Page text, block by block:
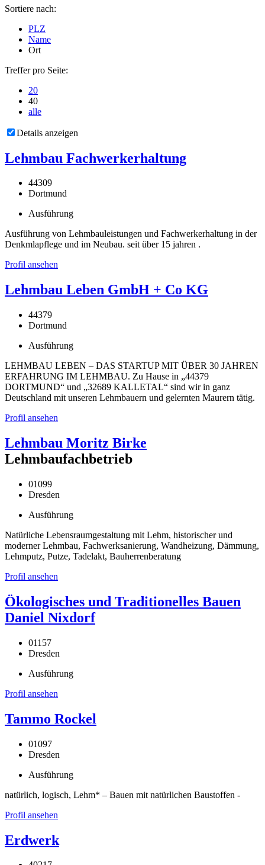
Sortiere nach:
PLZ
Name
Ort
Treffer pro Seite:
20
40
alle
Details anzeigen
Lehmbau Fachwerkerhaltung
44309
Dortmund
Ausführung
Ausführung von Lehmbauleistungen und Fachwerkerhaltung in der
Denkmlapflege und im Neubau. seit über 15 jahren .
Profil ansehen
Lehmbau Leben GmbH + Co KG
44379
Dortmund
Ausführung
LEHMBAU LEBEN – DAS STARTUP MIT ÜBER 30 JAHREN
ERFAHRUNG IM LEHMBAU. Zu Hause in „44379
DORTMUND“ und „32689 KALLETAL“ sind wir in ganz
Deutschland mit unseren Lehmbauern und gelernten Maurern tätig.
Profil ansehen
Lehmbau Moritz Birke
Lehmbaufachbetrieb
01099
Dresden
Ausführung
Natürliche Lebensraumgestaltung mit Lehm, historischer und
moderner Lehmbau, Fachwerksanierung, Wandheizung, Dämmung,
Lehmputz, Putze, Tadelakt, Bauherrenberatung
Profil ansehen
Ökologisches und Traditionelles Bauen
Daniel Nixdorf
01157
Dresden
Ausführung
Profil ansehen
Tammo Rockel
01097
Dresden
Ausführung
natürlich, logisch, Lehm* – Bauen mit natürlichen Baustoffen -
Profil ansehen
Erdwerk